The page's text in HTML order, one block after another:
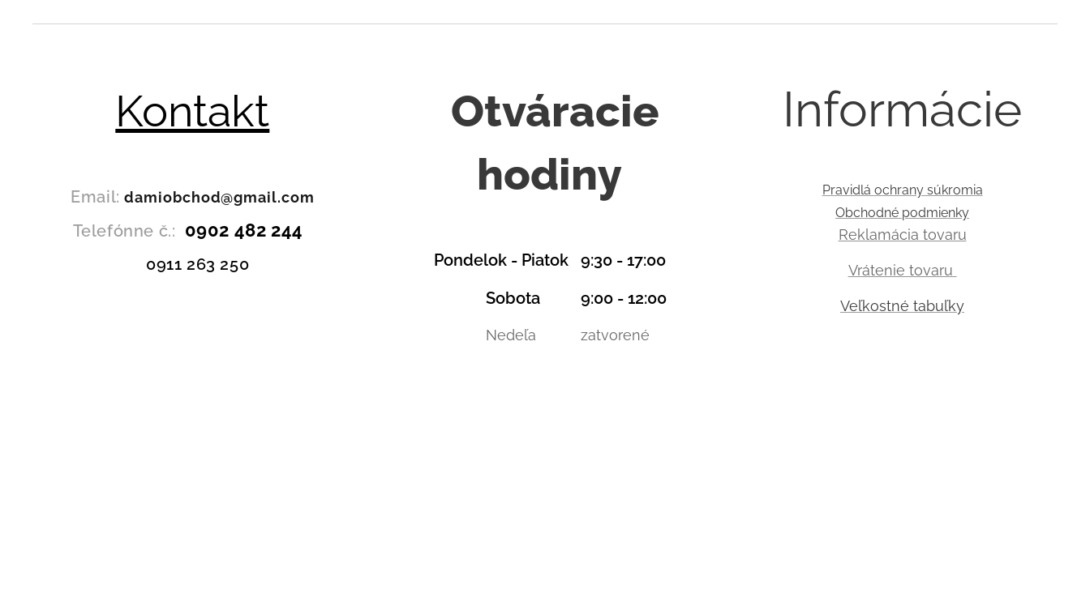
Kontakt
Email:damiobchod@gmail.com
Telefónne č.: 0902 482 244
0911 263 250
Otváracie
hodiny
Pondelok - Piatok 9:30 - 17:00
Sobota 9:00 - 12:00
Nedeľa zatvorené
Informácie
Pravidlá ochrany súkromia
Obchodné podmienky
Reklamácia tovaru
Vrátenie tovaru
Veľkostné tabuľky